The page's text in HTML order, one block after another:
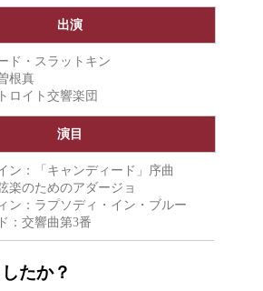
出演
ド・スラットキン
根真
ロイト交響楽団
演目
ン：「キャンディード」序曲
楽のためのアダージョ
ン：ラプソディ・イン・ブルー
：交響曲第3番
たか？